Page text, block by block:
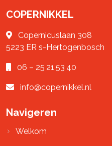
COPERNIKKEL
Copernicuslaan 308
5223 ER s-Hertogenbosch
06 – 25 21 53 40
info@copernikkel.nl
Navigeren
Welkom